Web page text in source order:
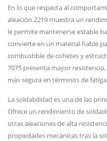
En lo que respecta al
aleación 2219 muestra un
le permite mantenerse estable
convierte en un material fiable
combustible de cohetes y
7075 presenta mayor
más segura en términos de
La soldabilidad es una de las
Ofrece un rendimiento de
otras aleaciones de alta
propiedades mecánicas tras la